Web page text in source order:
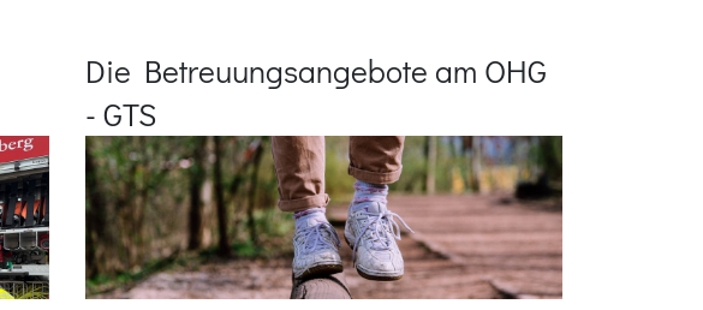
Die Betreuungsangebote am OHG
- GTS